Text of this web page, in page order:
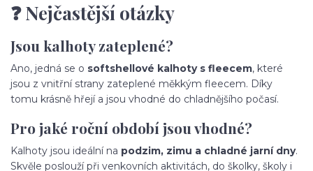
❓ Nejčastější otázky
Jsou kalhoty zateplené?
Ano, jedná se o softshellové kalhoty s fleecem, které
jsou z vnitřní strany zateplené měkkým fleecem. Díky
tomu krásně hřejí a jsou vhodné do chladnějšího počasí.
Pro jaké roční období jsou vhodné?
Kalhoty jsou ideální na podzim, zimu a chladné jarní dny.
Skvěle poslouží při venkovních aktivitách, do školky, školy i